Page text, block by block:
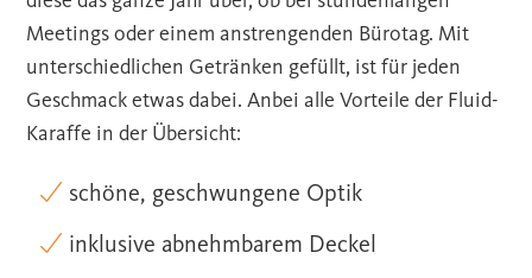
Meetings oder einem anstrengenden Bürotag. Mit
unterschiedlichen Getränken gefüllt, ist für jeden
Geschmack etwas dabei. Anbei alle Vorteile der Fluid-
Karaffe in der Übersicht:
schöne, geschwungene Optik
inklusive abnehmbarem Deckel